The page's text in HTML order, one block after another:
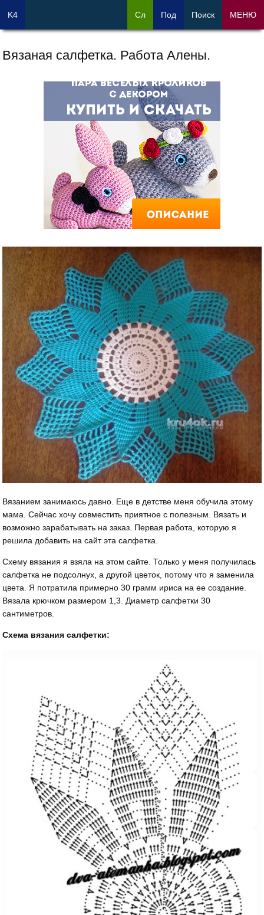
Вязаная салфетка. Работа Алены.
Вязанием занимаюсь давно. Еще в детстве меня обучила этому
мама. Сейчас хочу совместить приятное с полезным. Вязать и
возможно зарабатывать на заказ. Первая работа, которую я
решила добавить на сайт эта салфетка.
Схему вязания я взяла на этом сайте. Только у меня получилась
салфетка не подсолнух, а другой цветок, потому что я заменила
цвета. Я потратила примерно 30 грамм ириса на ее создание.
Вязала крючком размером 1,3. Диаметр салфетки 30
сантиметров.
Схема вязания салфетки:
K4 Сл Под Поиск МЕНЮ